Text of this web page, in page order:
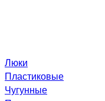
Люки
Пластиковые
Чугунные